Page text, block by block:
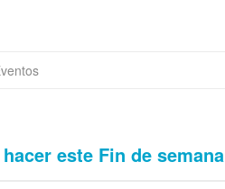
este Fin de semana